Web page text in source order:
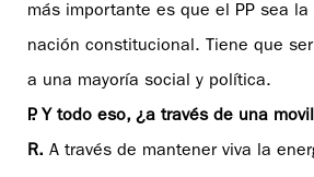
más importante es que el PP sea la
nación constitucional. Tiene que
a una mayoría social y política.
P. Y todo eso, ¿a través de una
R. A través de mantener viva la